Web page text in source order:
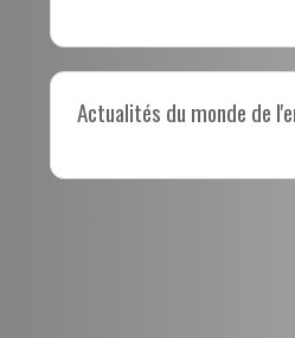
Actualités du monde de